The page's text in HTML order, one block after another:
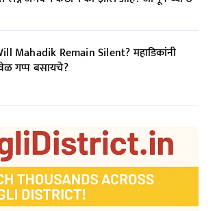
Mahadik Remain Silent? महाडिकांनी
गप्प बसायचे?